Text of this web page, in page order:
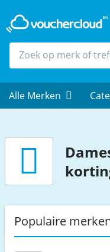
Alle Merken
Populaire